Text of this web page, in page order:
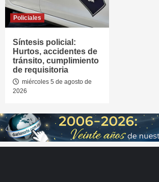
Policiales
Síntesis policial:
Hurtos, accidentes de
tránsito, cumplimiento
de requisitoria
miércoles 5 de agosto de
2026